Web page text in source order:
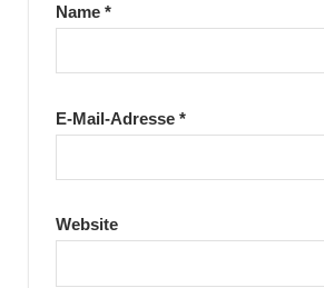
Name *
E-Mail-Adresse *
Website